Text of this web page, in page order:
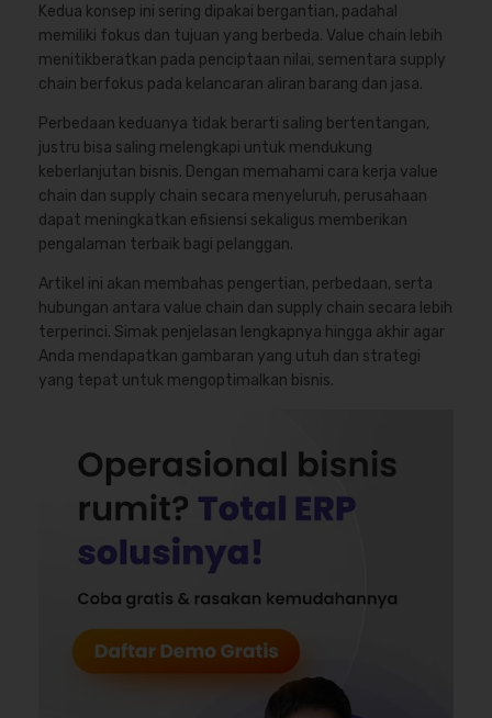
Kedua konsep ini sering dipakai bergantian, padahal
memiliki fokus dan tujuan yang berbeda. Value chain lebih
menitikberatkan pada penciptaan nilai, sementara supply
chain berfokus pada kelancaran aliran barang dan jasa.
Perbedaan keduanya tidak berarti saling bertentangan,
justru bisa saling melengkapi untuk mendukung
keberlanjutan bisnis. Dengan memahami cara kerja value
chain dan supply chain secara menyeluruh, perusahaan
dapat meningkatkan efisiensi sekaligus memberikan
pengalaman terbaik bagi pelanggan.
Artikel ini akan membahas pengertian, perbedaan, serta
hubungan antara value chain dan supply chain secara lebih
terperinci. Simak penjelasan lengkapnya hingga akhir agar
Anda mendapatkan gambaran yang utuh dan strategi
yang tepat untuk mengoptimalkan bisnis.